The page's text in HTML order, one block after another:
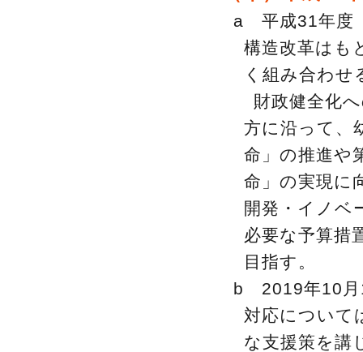
a 平成31年度
構造改革はも
く組み合わせ
財政健全化
方に沿って、
命」の推進や
命」の実現に
開発・イノベ
必要な予算措
目指す。
b 2019年10月
対応について
な支援策を講